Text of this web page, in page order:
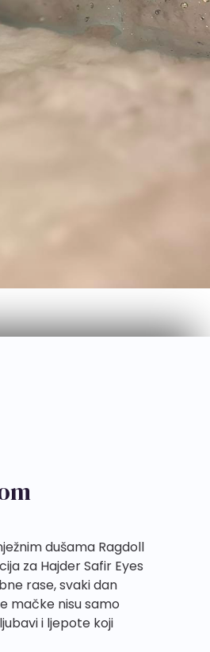
dušama Ragdoll
za Hajder Safir Eyes
rase, svaki dan
mačke nisu samo
i ljepote koji